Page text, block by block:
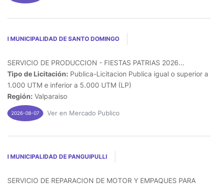
I MUNICIPALIDAD DE SANTO DOMINGO
SERVICIO DE PRODUCCION - FIESTAS PATRIAS 2026...
Tipo de Licitación: Publica-Licitacion Publica igual o superior a
1.000 UTM e inferior a 5.000 UTM (LP)
Región: Valparaiso
2026-08-07 Ver en Mercado Publico
I MUNICIPALIDAD DE PANGUIPULLI
SERVICIO DE REPARACION DE MOTOR Y EMPAQUES PARA